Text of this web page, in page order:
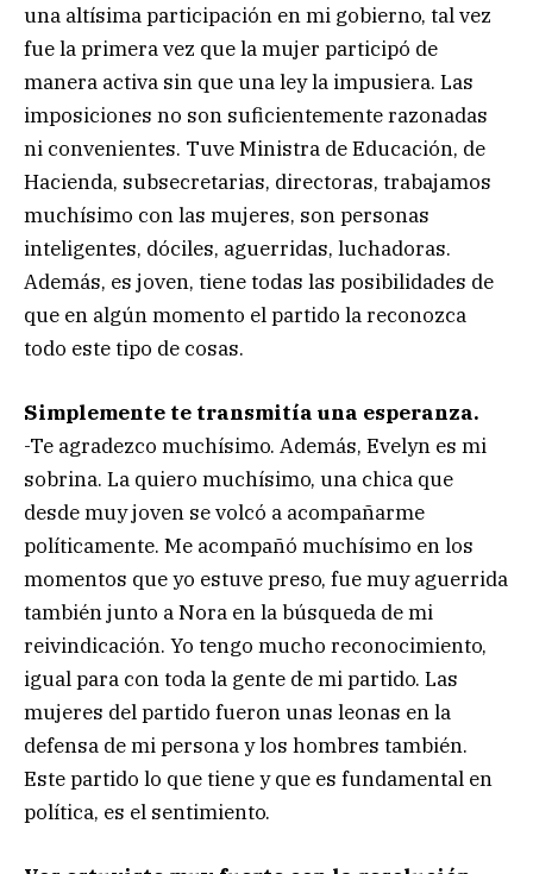
una altísima participación en mi gobierno, tal vez
fue la primera vez que la mujer participó de
manera activa sin que una ley la impusiera. Las
imposiciones no son suficientemente razonadas
ni convenientes. Tuve Ministra de Educación, de
Hacienda, subsecretarias, directoras, trabajamos
muchísimo con las mujeres, son personas
inteligentes, dóciles, aguerridas, luchadoras.
Además, es joven, tiene todas las posibilidades de
que en algún momento el partido la reconozca
todo este tipo de cosas.
Simplemente te transmitía una esperanza.
-Te agradezco muchísimo. Además, Evelyn es mi
sobrina. La quiero muchísimo, una chica que
desde muy joven se volcó a acompañarme
políticamente. Me acompañó muchísimo en los
momentos que yo estuve preso, fue muy aguerrida
también junto a Nora en la búsqueda de mi
reivindicación. Yo tengo mucho reconocimiento,
igual para con toda la gente de mi partido. Las
mujeres del partido fueron unas leonas en la
defensa de mi persona y los hombres también.
Este partido lo que tiene y que es fundamental en
política, es el sentimiento.